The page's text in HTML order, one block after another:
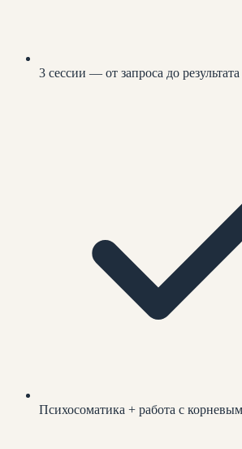
3 сессии — от запроса до результата
Психосоматика + работа с